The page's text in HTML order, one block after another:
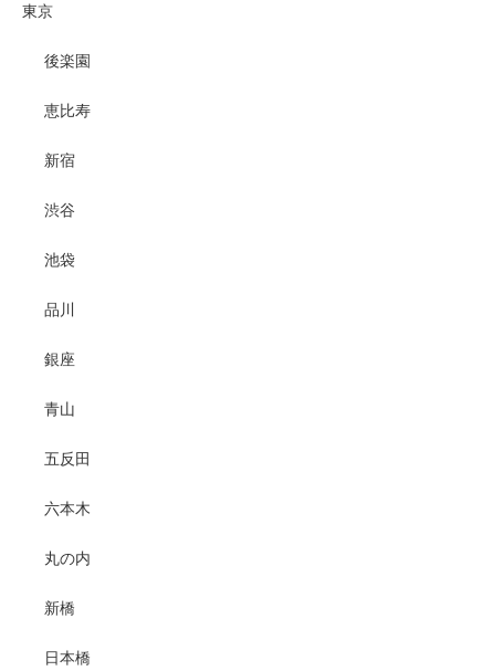
東京
後楽園
恵比寿
新宿
渋谷
池袋
品川
銀座
青山
五反田
六本木
丸の内
新橋
日本橋